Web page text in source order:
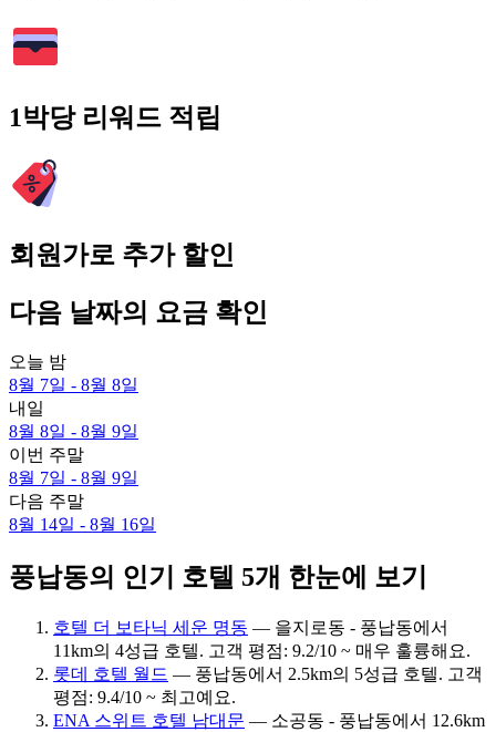
1박당 리워드 적립
회원가로 추가 할인
다음 날짜의 요금 확인
오늘 밤
8월 7일 - 8월 8일
내일
8월 8일 - 8월 9일
이번 주말
8월 7일 - 8월 9일
다음 주말
8월 14일 - 8월 16일
풍납동의 인기 호텔 5개 한눈에 보기
호텔 더 보타닉 세운 명동 — 을지로동 - 풍납동에서
11km의 4성급 호텔. 고객 평점: 9.2/10 ~ 매우 훌륭해요.
롯데 호텔 월드 — 풍납동에서 2.5km의 5성급 호텔. 고객
평점: 9.4/10 ~ 최고예요.
ENA 스위트 호텔 남대문 — 소공동 - 풍납동에서 12.6km